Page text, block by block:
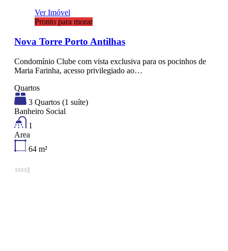
Ver Imóvel
Pronto para morar
Nova Torre Porto Antilhas
Condomínio Clube com vista exclusiva para os pocinhos de
Maria Farinha, acesso privilegiado ao…
Quartos
3 Quartos (1 suíte)
Banheiro Social
1
Area
64 m²